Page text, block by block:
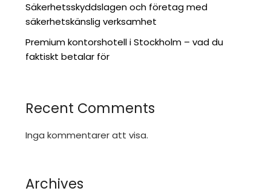
Säkerhetsskyddslagen och företag med
säkerhetskänslig verksamhet
Premium kontorshotell i Stockholm – vad du
faktiskt betalar för
Recent Comments
Inga kommentarer att visa.
Archives